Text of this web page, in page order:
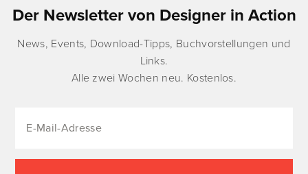
Der Newsletter von Designer in Action
News, Events, Download-Tipps, Buchvorstellungen und
Links.
Alle zwei Wochen neu. Kostenlos.